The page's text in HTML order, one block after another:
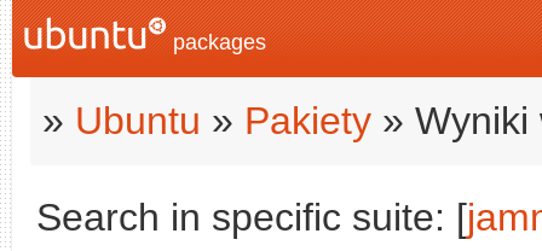
packages
» Ubuntu » Pakiety » Wyniki
Search in specific suite: [